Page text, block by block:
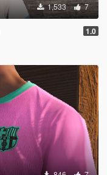
1,533 7
1.0